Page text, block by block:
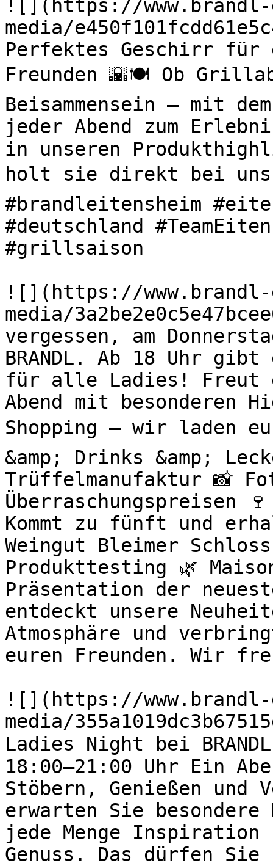
![](https://
media/
Perfektes Geschirr für
Freunden 🌇🍽️ Ob
Beisammensein – mit
jeder Abend zum
in unseren
holt sie direkt bei uns
#brandleitensheim
#deutschland
#grillsaison
![](https://
media/
vergessen, am
BRANDL. Ab 18 Uhr
für alle Ladies! Freut
Abend mit besonderen
Shopping – wir laden
&amp; Drinks &amp;
Trüffelmanufaktur 📸
Überraschungspreisen
Kommt zu fünft und
Weingut Bleimer
Produkttesting 🌿
Präsentation der
entdeckt unsere
Atmosphäre und
euren Freunden. Wir
![](https://
media/
Ladies Night bei
18:00–21:00 Uhr Ein
Stöbern, Genießen und
erwarten Sie besondere
jede Menge
Genuss. Das dürfen